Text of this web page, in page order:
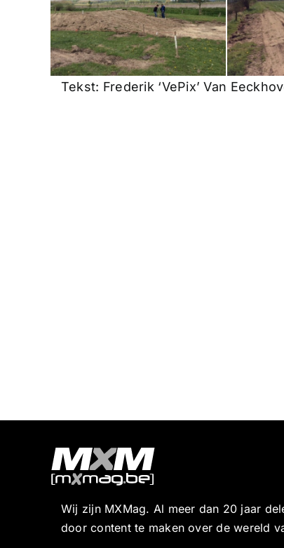
Tekst: Frederik ‘VePix’ Van
Wij zijn MXMag. Al meer dan 20 jaar
door content te maken over de wereld